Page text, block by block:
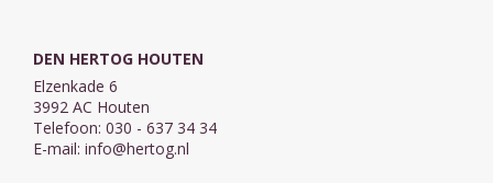
DEN HERTOG HOUTEN
Elzenkade 6
3992 AC Houten
Telefoon: 030 - 637 34 34
E-mail: info@hertog.nl